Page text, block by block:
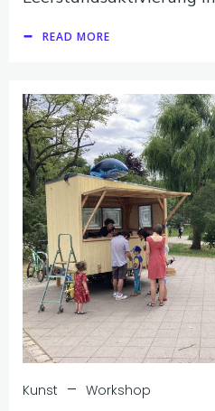
READ MORE
Kunst – Workshop